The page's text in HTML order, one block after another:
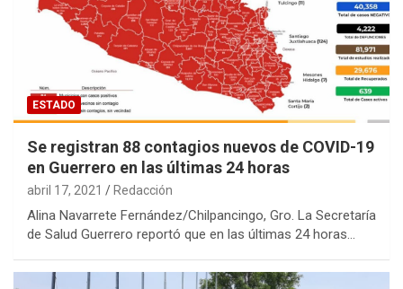
ESTADO
Se registran 88 contagios nuevos de COVID-19
en Guerrero en las últimas 24 horas
abril 17, 2021 Redacción
Alina Navarrete Fernández/Chilpancingo, Gro. La Secretaría
de Salud Guerrero reportó que en las últimas 24 horas…